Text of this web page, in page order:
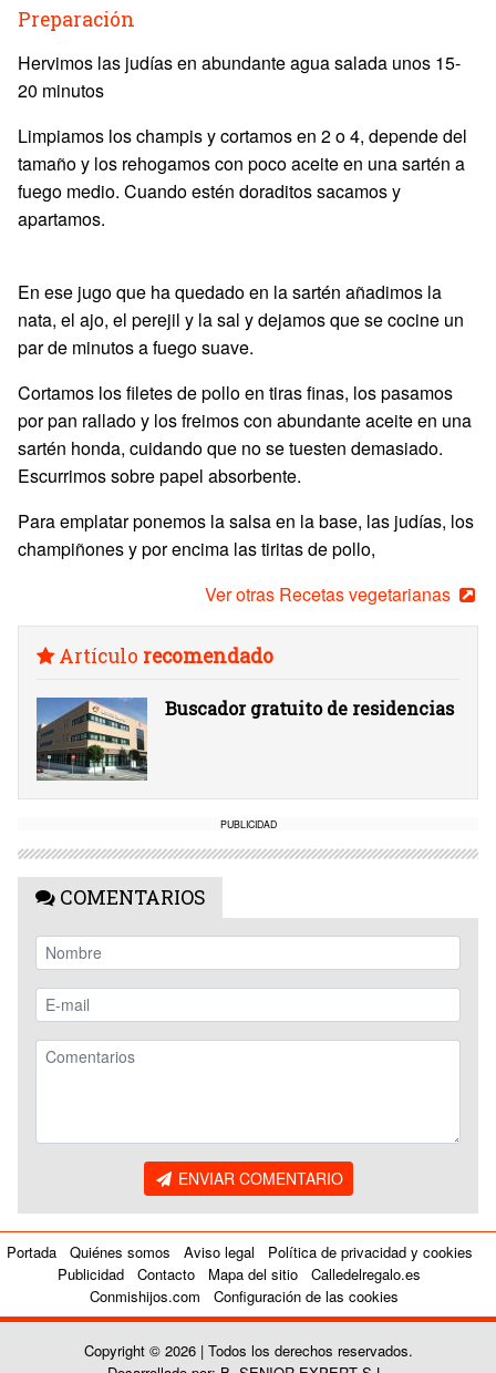
Preparación
Hervimos las judías en abundante agua salada unos 15-
20 minutos
Limpiamos los champis y cortamos en 2 o 4, depende del
tamaño y los rehogamos con poco aceite en una sartén a
fuego medio. Cuando estén doraditos sacamos y
apartamos.
En ese jugo que ha quedado en la sartén añadimos la
nata, el ajo, el perejil y la sal y dejamos que se cocine un
par de minutos a fuego suave.
Cortamos los filetes de pollo en tiras finas, los pasamos
por pan rallado y los freimos con abundante aceite en una
sartén honda, cuidando que no se tuesten demasiado.
Escurrimos sobre papel absorbente.
Para emplatar ponemos la salsa en la base, las judías, los
champiñones y por encima las tiritas de pollo,
Ver otras Recetas vegetarianas
Artículo recomendado
Buscador gratuito de residencias
PUBLICIDAD
COMENTARIOS
ENVIAR COMENTARIO
Portada Quiénes somos Aviso legal
Política de privacidad y cookies
Publicidad
Contacto Mapa del sitio
Calledelregalo.es
Conmishijos.com
Configuración de las cookies
Copyright © 2026 | Todos los derechos reservados.